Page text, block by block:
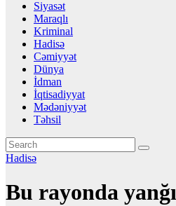
Siyasət
Maraqlı
Kriminal
Hadisə
Cəmiyyət
Dünya
İdman
İqtisadiyyat
Mədəniyyət
Təhsil
Hadisə
Bu rayonda